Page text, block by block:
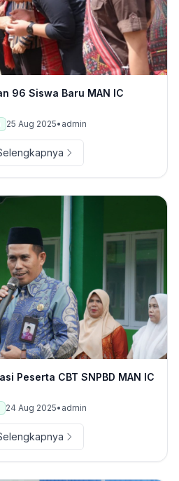
96 Siswa Baru MAN IC
25 Aug 2025• admin
Peserta CBT SNPBD MAN IC
24 Aug 2025• admin